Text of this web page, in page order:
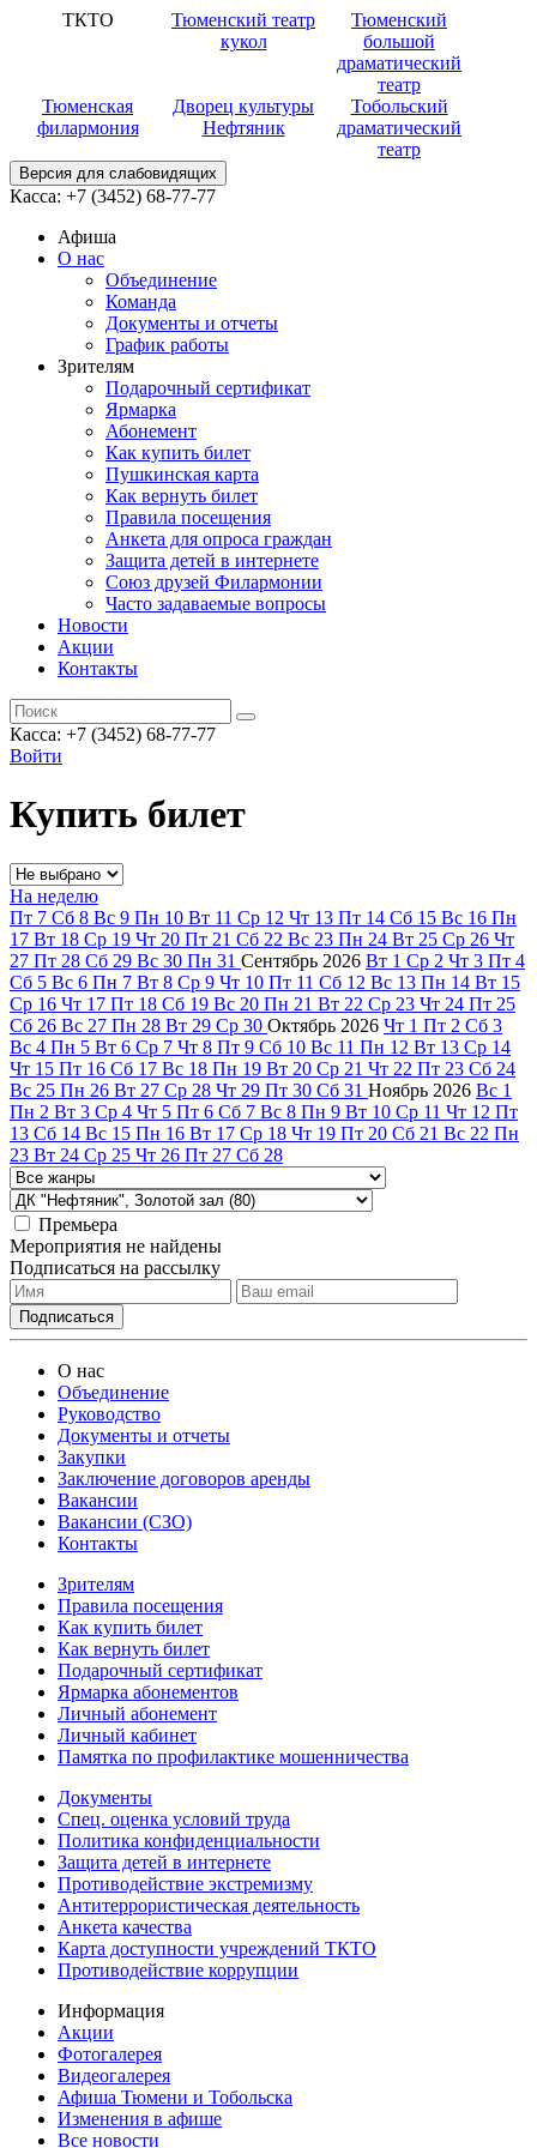
ТКТО
Тюменский театр
кукол
Тюменский
большой
драматический
театр
Тюменская
филармония
Дворец культуры
Нефтяник
Тобольский
драматический
театр
Версия для слабовидящих
Касса: +7 (3452) 68-77-77
Афиша
О нас
Объединение
Команда
Документы и отчеты
График работы
Зрителям
Подарочный сертификат
Ярмарка
Абонемент
Как купить билет
Пушкинская карта
Как вернуть билет
Правила посещения
Анкета для опроса граждан
Защита детей в интернете
Союз друзей Филармонии
Часто задаваемые вопросы
Новости
Акции
Контакты
Касса: +7 (3452) 68-77-77
Войти
Купить билет
На неделю
Пт 7 Сб 8 Вс 9 Пн 10 Вт 11 Ср 12 Чт 13 Пт 14 Сб 15 Вс 16 Пн
17 Вт 18 Ср 19 Чт 20 Пт 21 Сб 22 Вс 23 Пн 24 Вт 25 Ср 26 Чт
27 Пт 28 Сб 29 Вс 30 Пн 31 Сентябрь 2026 Вт 1 Ср 2 Чт 3 Пт 4
Сб 5 Вс 6 Пн 7 Вт 8 Ср 9 Чт 10 Пт 11 Сб 12 Вс 13 Пн 14 Вт 15
Ср 16 Чт 17 Пт 18 Сб 19 Вс 20 Пн 21 Вт 22 Ср 23 Чт 24 Пт 25
Сб 26 Вс 27 Пн 28 Вт 29 Ср 30 Октябрь 2026 Чт 1 Пт 2 Сб 3
Вс 4 Пн 5 Вт 6 Ср 7 Чт 8 Пт 9 Сб 10 Вс 11 Пн 12 Вт 13 Ср 14
Чт 15 Пт 16 Сб 17 Вс 18 Пн 19 Вт 20 Ср 21 Чт 22 Пт 23 Сб 24
Вс 25 Пн 26 Вт 27 Ср 28 Чт 29 Пт 30 Сб 31 Ноябрь 2026 Вс 1
Пн 2 Вт 3 Ср 4 Чт 5 Пт 6 Сб 7 Вс 8 Пн 9 Вт 10 Ср 11 Чт 12 Пт
13 Сб 14 Вс 15 Пн 16 Вт 17 Ср 18 Чт 19 Пт 20 Сб 21 Вс 22 Пн
23 Вт 24 Ср 25 Чт 26 Пт 27 Сб 28
Премьера
Мероприятия не найдены
Подписаться на рассылку
О нас
Объединение
Руководство
Документы и отчеты
Закупки
Заключение договоров аренды
Вакансии
Вакансии (СЗО)
Контакты
Зрителям
Правила посещения
Как купить билет
Как вернуть билет
Подарочный сертификат
Ярмарка абонементов
Личный абонемент
Личный кабинет
Памятка по профилактике мошенничества
Документы
Спец. оценка условий труда
Политика конфиденциальности
Защита детей в интернете
Противодействие экстремизму
Антитеррористическая деятельность
Анкета качества
Карта доступности учреждений ТКТО
Противодействие коррупции
Информация
Акции
Фотогалерея
Видеогалерея
Афиша Тюмени и Тобольска
Изменения в афише
Все новости